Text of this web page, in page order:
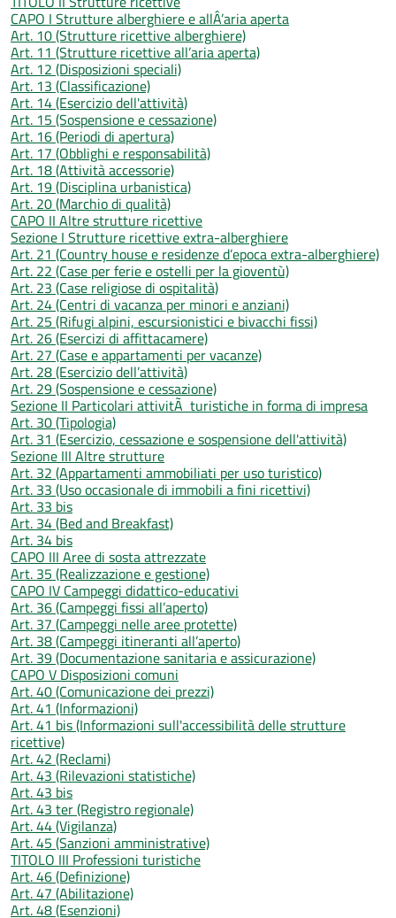
CAPO I Strutture alberghiere e allÂ’aria aperta
Art. 10 (Strutture ricettive alberghiere)
Art. 11 (Strutture ricettive all’aria aperta)
Art. 12 (Disposizioni speciali)
Art. 13 (Classificazione)
Art. 14 (Esercizio dell'attività)
Art. 15 (Sospensione e cessazione)
Art. 16 (Periodi di apertura)
Art. 17 (Obblighi e responsabilità)
Art. 18 (Attività accessorie)
Art. 19 (Disciplina urbanistica)
Art. 20 (Marchio di qualità)
CAPO II Altre strutture ricettive
Sezione I Strutture ricettive extra-alberghiere
Art. 21 (Country house e residenze d’epoca extra-alberghiere)
Art. 22 (Case per ferie e ostelli per la gioventù)
Art. 23 (Case religiose di ospitalità)
Art. 24 (Centri di vacanza per minori e anziani)
Art. 25 (Rifugi alpini, escursionistici e bivacchi fissi)
Art. 26 (Esercizi di affittacamere)
Art. 27 (Case e appartamenti per vacanze)
Art. 28 (Esercizio dell’attività)
Art. 29 (Sospensione e cessazione)
Sezione II Particolari attivitÃ turistiche in forma di impresa
Art. 30 (Tipologia)
Art. 31 (Esercizio, cessazione e sospensione dell'attività)
Sezione III Altre strutture
Art. 32 (Appartamenti ammobiliati per uso turistico)
Art. 33 (Uso occasionale di immobili a fini ricettivi)
Art. 33 bis
Art. 34 (Bed and Breakfast)
Art. 34 bis
CAPO III Aree di sosta attrezzate
Art. 35 (Realizzazione e gestione)
CAPO IV Campeggi didattico-educativi
Art. 36 (Campeggi fissi all’aperto)
Art. 37 (Campeggi nelle aree protette)
Art. 38 (Campeggi itineranti all’aperto)
Art. 39 (Documentazione sanitaria e assicurazione)
CAPO V Disposizioni comuni
Art. 40 (Comunicazione dei prezzi)
Art. 41 (Informazioni)
Art. 41 bis (Informazioni sull'accessibilità delle strutture
ricettive)
Art. 42 (Reclami)
Art. 43 (Rilevazioni statistiche)
Art. 43 bis
Art. 43 ter (Registro regionale)
Art. 44 (Vigilanza)
Art. 45 (Sanzioni amministrative)
TITOLO III Professioni turistiche
Art. 46 (Definizione)
Art. 47 (Abilitazione)
Art. 48 (Esenzioni)